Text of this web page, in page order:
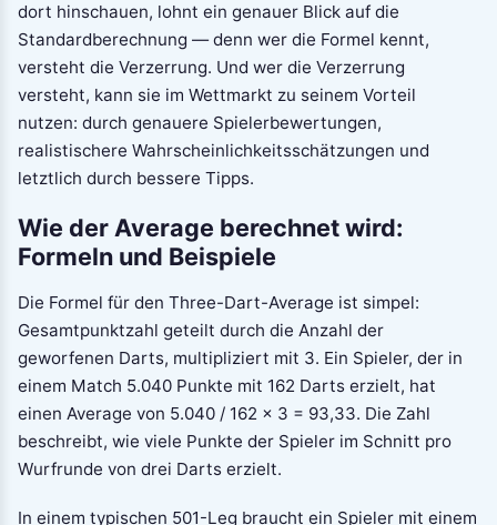
dort hinschauen, lohnt ein genauer Blick auf die
Standardberechnung — denn wer die Formel kennt,
versteht die Verzerrung. Und wer die Verzerrung
versteht, kann sie im Wettmarkt zu seinem Vorteil
nutzen: durch genauere Spielerbewertungen,
realistischere Wahrscheinlichkeitsschätzungen und
letztlich durch bessere Tipps.
Wie der Average berechnet wird:
Formeln und Beispiele
Die Formel für den Three-Dart-Average ist simpel:
Gesamtpunktzahl geteilt durch die Anzahl der
geworfenen Darts, multipliziert mit 3. Ein Spieler, der in
einem Match 5.040 Punkte mit 162 Darts erzielt, hat
einen Average von 5.040 / 162 × 3 = 93,33. Die Zahl
beschreibt, wie viele Punkte der Spieler im Schnitt pro
Wurfrunde von drei Darts erzielt.
In einem typischen 501-Leg braucht ein Spieler mit einem